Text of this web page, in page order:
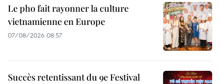
Le pho fait rayonner la culture
vietnamienne en Europe
07/08/2026 08:57
Succès retentissant du 9e Festival